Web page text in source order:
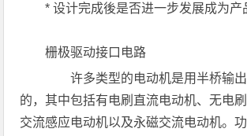
* 设计完成後是否进一步发展成为产
栅极驱动接口电路
许多类型的电动机是用半桥输出
的，其中包括有电刷直流电动机、无电刷
交流感应电动机以及永磁交流电动机。